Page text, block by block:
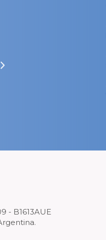
- B1613AUE